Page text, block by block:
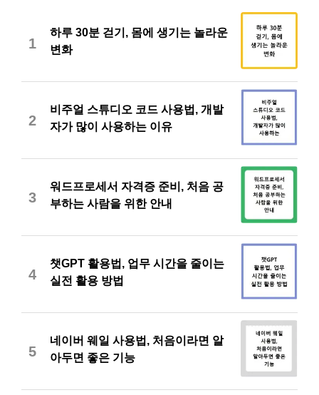
1
하루 30분 걷기, 몸에 생기는 놀라운
변화
2
비주얼 스튜디오 코드 사용법, 개발
자가 많이 사용하는 이유
3
워드프로세서 자격증 준비, 처음 공
부하는 사람을 위한 안내
4
챗GPT 활용법, 업무 시간을 줄이는
실전 활용 방법
5
네이버 웨일 사용법, 처음이라면 알
아두면 좋은 기능